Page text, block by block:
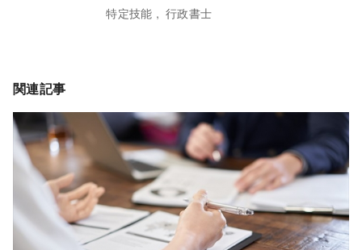
特定技能
行政書士
関連記事